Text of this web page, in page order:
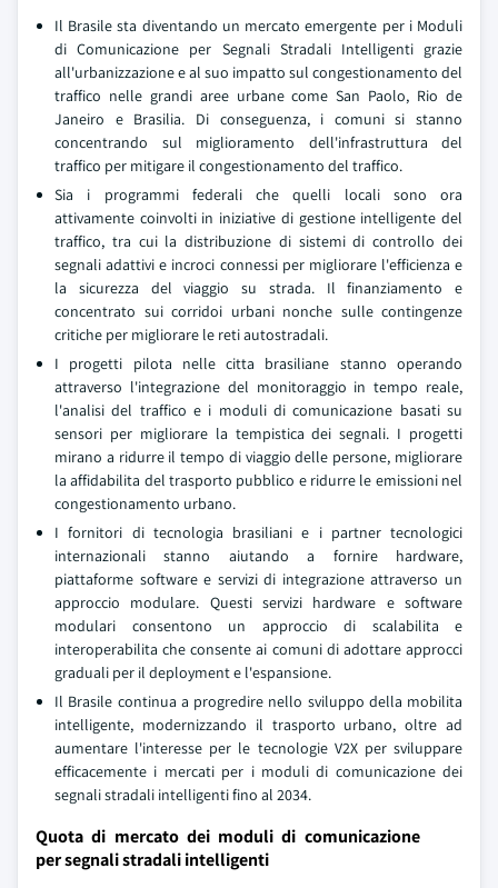
Il Brasile sta diventando un mercato emergente per i Moduli
di Comunicazione per Segnali Stradali Intelligenti grazie
all'urbanizzazione e al suo impatto sul congestionamento del
traffico nelle grandi aree urbane come San Paolo, Rio de
Janeiro e Brasilia. Di conseguenza, i comuni si stanno
concentrando sul miglioramento dell'infrastruttura del
traffico per mitigare il congestionamento del traffico.
Sia i programmi federali che quelli locali sono ora
attivamente coinvolti in iniziative di gestione intelligente del
traffico, tra cui la distribuzione di sistemi di controllo dei
segnali adattivi e incroci connessi per migliorare l'efficienza e
la sicurezza del viaggio su strada. Il finanziamento e
concentrato sui corridoi urbani nonche sulle contingenze
critiche per migliorare le reti autostradali.
I progetti pilota nelle citta brasiliane stanno operando
attraverso l'integrazione del monitoraggio in tempo reale,
l'analisi del traffico e i moduli di comunicazione basati su
sensori per migliorare la tempistica dei segnali. I progetti
mirano a ridurre il tempo di viaggio delle persone, migliorare
la affidabilita del trasporto pubblico e ridurre le emissioni nel
congestionamento urbano.
I fornitori di tecnologia brasiliani e i partner tecnologici
internazionali stanno aiutando a fornire hardware,
piattaforme software e servizi di integrazione attraverso un
approccio modulare. Questi servizi hardware e software
modulari consentono un approccio di scalabilita e
interoperabilita che consente ai comuni di adottare approcci
graduali per il deployment e l'espansione.
Il Brasile continua a progredire nello sviluppo della mobilita
intelligente, modernizzando il trasporto urbano, oltre ad
aumentare l'interesse per le tecnologie V2X per sviluppare
efficacemente i mercati per i moduli di comunicazione dei
segnali stradali intelligenti fino al 2034.
Quota di mercato dei moduli di comunicazione
per segnali stradali intelligenti